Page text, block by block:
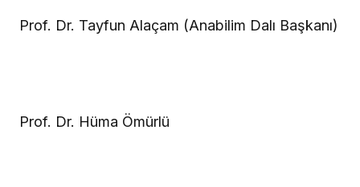
Prof. Dr. Tayfun Alaçam (Anabilim Dalı Başkanı)
Prof. Dr. Hüma Ömürlü